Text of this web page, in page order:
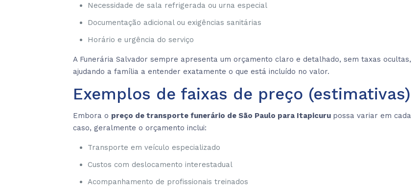
Necessidade de sala refrigerada ou urna especial
Documentação adicional ou exigências sanitárias
Horário e urgência do serviço
A Funerária Salvador sempre apresenta um orçamento claro e detalhado, sem taxas ocultas,
ajudando a família a entender exatamente o que está incluído no valor.
Exemplos de faixas de preço (estimativas)
Embora o preço de transporte funerário de São Paulo para Itapicuru possa variar em cada
caso, geralmente o orçamento inclui:
Transporte em veículo especializado
Custos com deslocamento interestadual
Acompanhamento de profissionais treinados